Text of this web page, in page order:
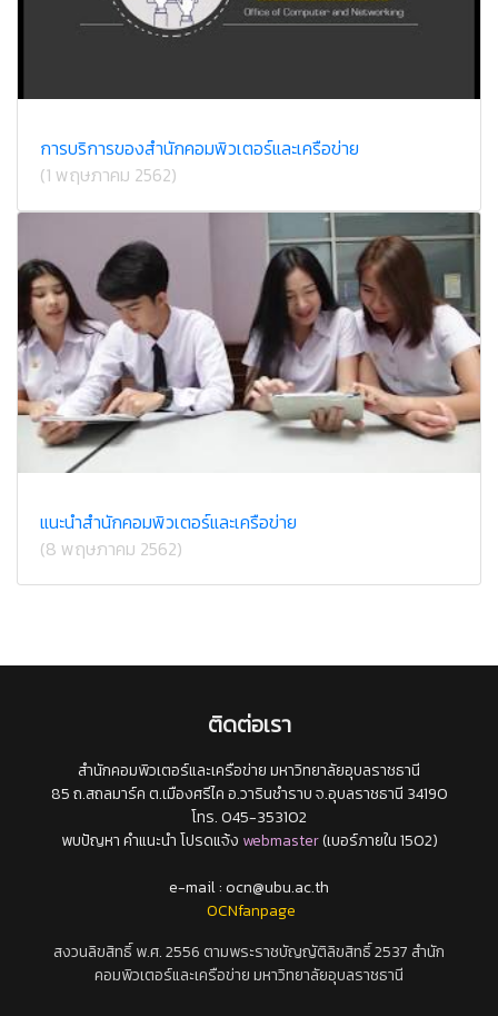
การบริการของสำนักคอมพิวเตอร์และเครือข่าย
(1 พฤษภาคม 2562)
แนะนำสำนักคอมพิวเตอร์และเครือข่าย
(8 พฤษภาคม 2562)
ติดต่อเรา
สำนักคอมพิวเตอร์และเครือข่าย มหาวิทยาลัยอุบลราชธานี
85 ถ.สถลมาร์ค ต.เมืองศรีไค อ.วารินชำราบ จ.อุบลราชธานี 34190
โทร. 045-353102
พบปัญหา คำแนะนำ โปรดแจ้ง webmaster(เบอร์ภายใน 1502)
e-mail : ocn@ubu.ac.th
OCNfanpage
สงวนลิขสิทธิ์ พ.ศ. 2556 ตามพระราชบัญญัติลิขสิทธิ์ 2537 สำนัก
คอมพิวเตอร์และเครือข่าย มหาวิทยาลัยอุบลราชธานี